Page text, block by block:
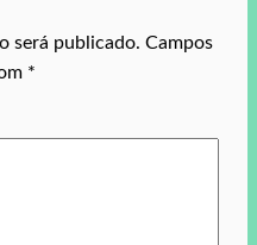
será publicado. Campos
*